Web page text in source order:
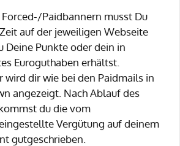
Paidbannern musst Du
auf der jeweiligen Webseite
Deine Punkte oder dein in
Euroguthaben erhältst.
wird dir wie bei den Paidmails in
angezeigt. Nach Ablauf des
du die vom
Vergütung auf deinem
gutgeschrieben.